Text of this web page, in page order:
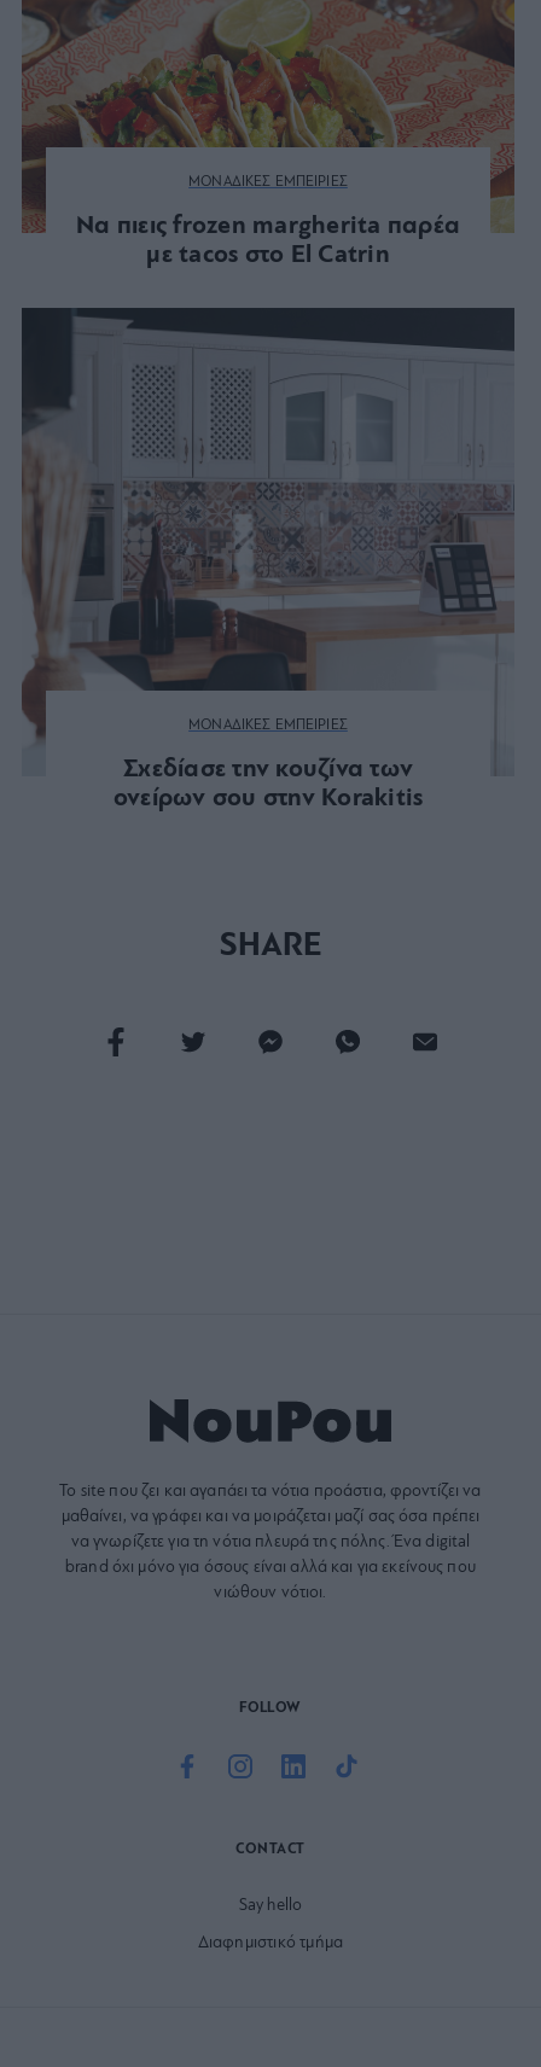
ΜΟΝΑΔΙΚΕΣ ΕΜΠΕΙΡΙΕΣ
Να πιεις frozen margherita παρέα
με tacos στο El Catrin
ΜΟΝΑΔΙΚΕΣ ΕΜΠΕΙΡΙΕΣ
Σχεδίασε την κουζίνα των
ονείρων σου στην Korakitis
SHARE
Το site που ζει και αγαπάει τα νότια προάστια, φροντίζει να
μαθαίνει, να γράφει και να μοιράζεται μαζί σας όσα πρέπει
να γνωρίζετε για τη νότια πλευρά της πόλης. Ένα digital
brand όχι μόνο για όσους είναι αλλά και για εκείνους που
νιώθουν νότιοι.
FOLLOW
CONTACT
Say hello
Διαφημιστικό τμήμα